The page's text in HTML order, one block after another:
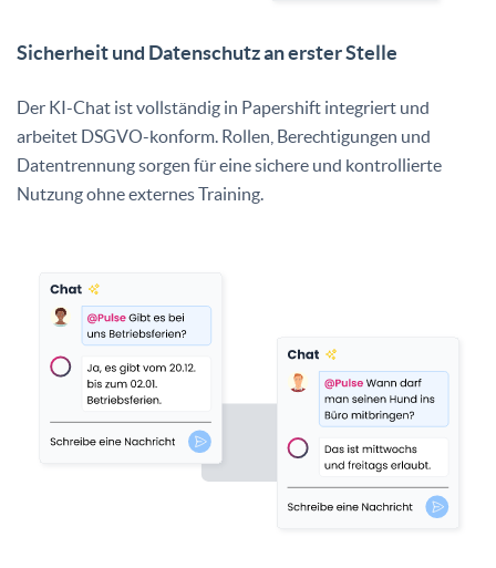
Sicherheit und Datenschutz an erster Stelle
Der KI-Chat ist vollständig in Papershift integriert und
arbeitet DSGVO-konform. Rollen, Berechtigungen und
Datentrennung sorgen für eine sichere und kontrollierte
Nutzung ohne externes Training.